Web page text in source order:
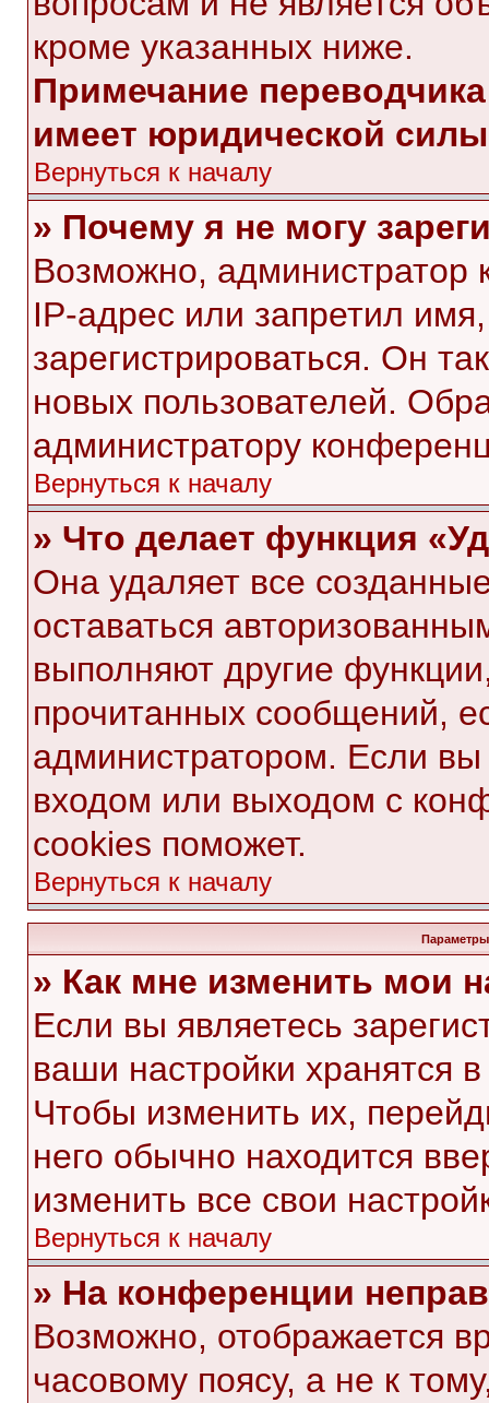
кроме указанных ниже.
Примечание
имеет юридической
Вернуться к началу
» Почему я не могу
Возможно, администратор
IP-адрес или запретил
зарегистрироваться. Он
новых пользователей.
администратору
Вернуться к началу
» Что делает функция
Она удаляет все
оставаться
выполняют другие
прочитанных сообщений,
администратором. Если
входом или выходом с
cookies поможет.
Вернуться к началу
Параметры
» Как мне изменить мои
Если вы являетесь
ваши настройки хранятся
Чтобы изменить их,
него обычно находится
изменить все свои
Вернуться к началу
» На конференции
Возможно, отображается
часовому поясу, а не к